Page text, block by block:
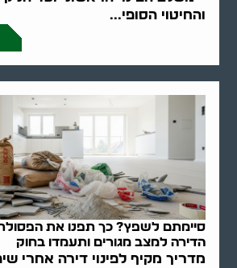
והחיטוי הסופי...
סיימתם לשפץ? כך תפנו את
הדירה למצב מגורים ותעמדו בחוק
מדריך מקיף לפינוי דירה אחרי